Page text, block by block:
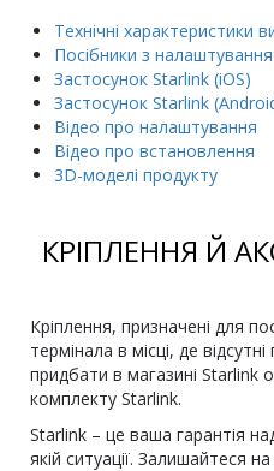
Технічні характеристики
Посібники з налаштування
Застосунок Starlink (iOS)
Застосунок Starlink
Відео про налаштування
Відео про встановлення
3D-моделі продукту
КРІПЛЕННЯ Й
Кріплення, призначені для
термінала в місці, де
придбати в магазині Starlink
комплекту Starlink.
Starlink – це ваша гарантія
якій ситуації. Залишайтеся